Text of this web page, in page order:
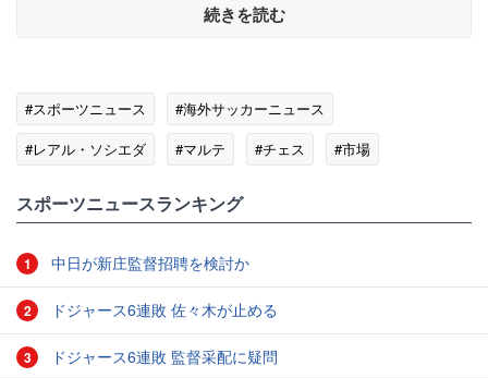
続きを読む
#スポーツニュース
#海外サッカーニュース
#レアル・ソシエダ
#マルテ #チェス
#市場
スポーツニュースランキング
1 中日が新庄監督招聘を検討か
2 ドジャース6連敗 佐々木が止める
3 ドジャース6連敗 監督采配に疑問